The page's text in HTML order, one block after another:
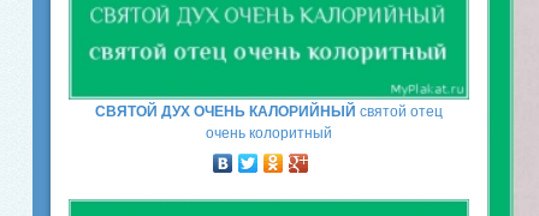
СВЯТОЙ ДУХ ОЧЕНЬ КАЛОРИЙНЫЙ святой отец
очень колоритный